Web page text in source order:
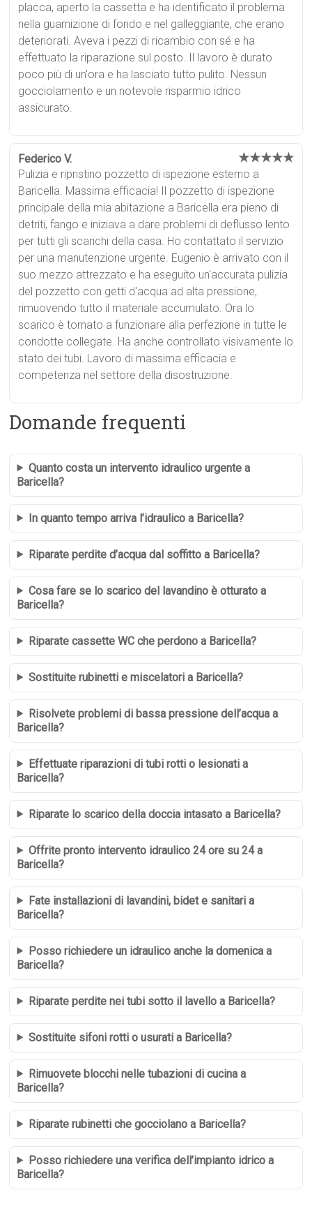
placca, aperto la cassetta e ha identificato il problema
nella guarnizione di fondo e nel galleggiante, che erano
deteriorati. Aveva i pezzi di ricambio con sé e ha
effettuato la riparazione sul posto. Il lavoro è durato
poco più di un'ora e ha lasciato tutto pulito. Nessun
gocciolamento e un notevole risparmio idrico
assicurato.
Federico V. ★★★★★
Pulizia e ripristino pozzetto di ispezione esterno a
Baricella. Massima efficacia! Il pozzetto di ispezione
principale della mia abitazione a Baricella era pieno di
detriti, fango e iniziava a dare problemi di deflusso lento
per tutti gli scarichi della casa. Ho contattato il servizio
per una manutenzione urgente. Eugenio è arrivato con il
suo mezzo attrezzato e ha eseguito un'accurata pulizia
del pozzetto con getti d'acqua ad alta pressione,
rimuovendo tutto il materiale accumulato. Ora lo
scarico è tornato a funzionare alla perfezione in tutte le
condotte collegate. Ha anche controllato visivamente lo
stato dei tubi. Lavoro di massima efficacia e
competenza nel settore della disostruzione.
Domande frequenti
Quanto costa un intervento idraulico urgente a
Baricella?
In quanto tempo arriva l’idraulico a Baricella?
Riparate perdite d’acqua dal soffitto a Baricella?
Cosa fare se lo scarico del lavandino è otturato a
Baricella?
Riparate cassette WC che perdono a Baricella?
Sostituite rubinetti e miscelatori a Baricella?
Risolvete problemi di bassa pressione dell’acqua a
Baricella?
Effettuate riparazioni di tubi rotti o lesionati a
Baricella?
Riparate lo scarico della doccia intasato a Baricella?
Offrite pronto intervento idraulico 24 ore su 24 a
Baricella?
Fate installazioni di lavandini, bidet e sanitari a
Baricella?
Posso richiedere un idraulico anche la domenica a
Baricella?
Riparate perdite nei tubi sotto il lavello a Baricella?
Sostituite sifoni rotti o usurati a Baricella?
Rimuovete blocchi nelle tubazioni di cucina a
Baricella?
Riparate rubinetti che gocciolano a Baricella?
Posso richiedere una verifica dell’impianto idrico a
Baricella?